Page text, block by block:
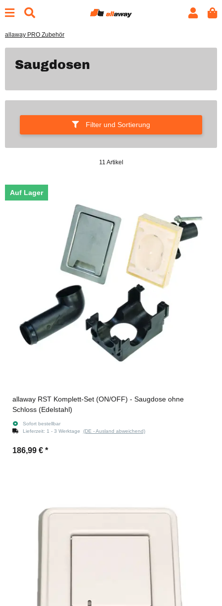
allaway PRO Zubehör
Saugdosen
Filter und Sortierung
11 Artikel
Auf Lager
allaway RST Komplett-Set (ON/OFF) - Saugdose ohne
Schloss (Edelstahl)
Sofort bestellbar
Lieferzeit: 1 - 3 Werktage (DE - Ausland abweichend)
186,99 € *